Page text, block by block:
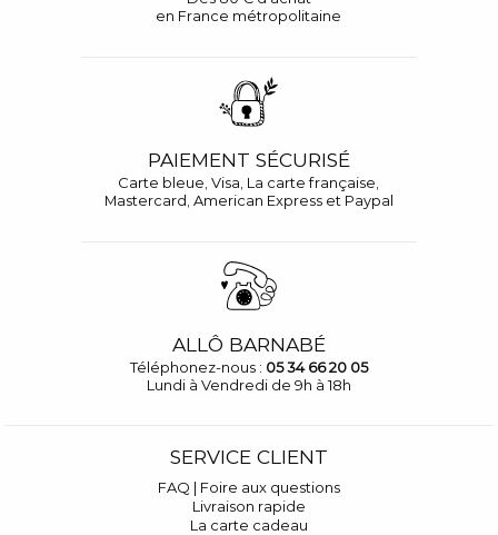
en France métropolitaine
PAIEMENT SÉCURISÉ
Carte bleue, Visa, La carte française,
Mastercard, American Express et Paypal
ALLÔ BARNABÉ
Téléphonez-nous : 05 34 66 20 05
Lundi à Vendredi de 9h à 18h
SERVICE CLIENT
FAQ | Foire aux questions
Livraison rapide
La carte cadeau